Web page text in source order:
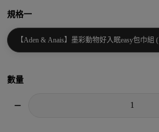
規格一
【Aden & Anais】墨彩動物好入眠easy包巾組
數量